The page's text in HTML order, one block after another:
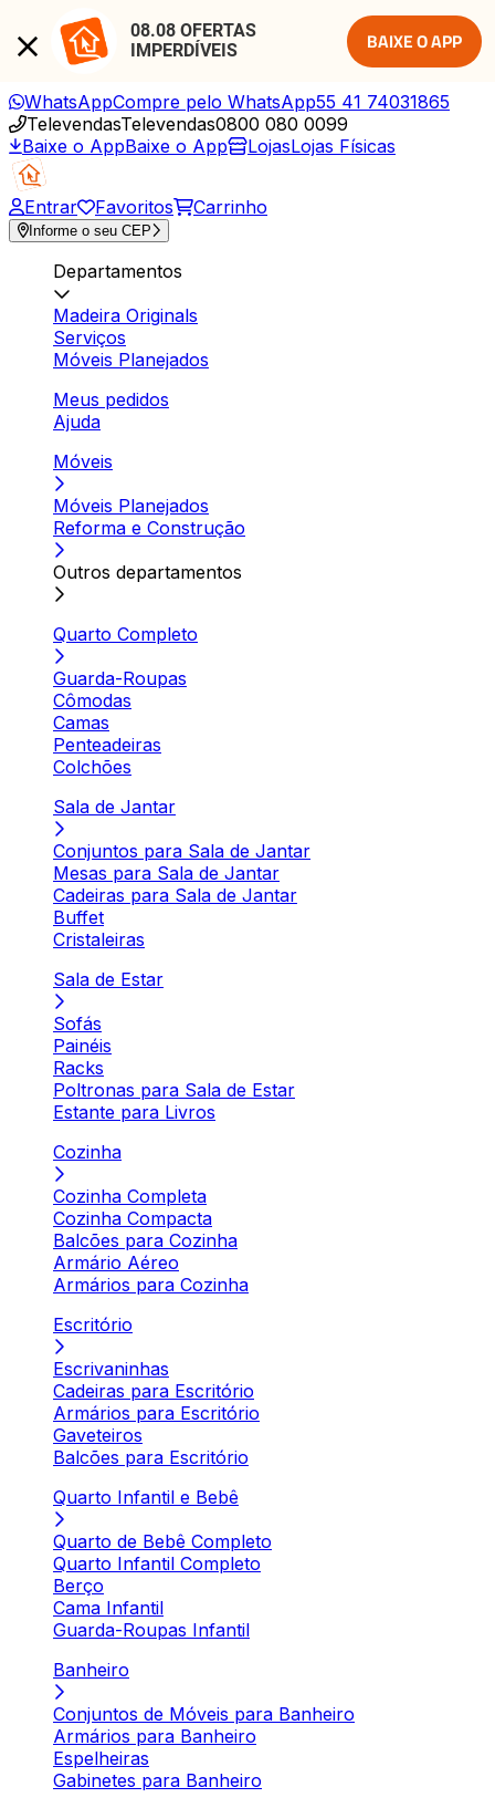
08.08 OFERTAS
IMPERDÍVEIS
BAIXE O APP
WhatsAppCompre pelo WhatsApp55 41 74031865
TelevendasTelevendas0800 080 0099
Baixe o AppBaixe o App LojasLojas Físicas
Entrar Favoritos Carrinho
Informe o seu CEP
Departamentos
Madeira Originals
Serviços
Móveis Planejados
Meus pedidos
Ajuda
Móveis
Móveis Planejados
Reforma e Construção
Outros departamentos
Quarto Completo
Guarda-Roupas
Cômodas
Camas
Penteadeiras
Colchões
Sala de Jantar
Conjuntos para Sala de Jantar
Mesas para Sala de Jantar
Cadeiras para Sala de Jantar
Buffet
Cristaleiras
Sala de Estar
Sofás
Painéis
Racks
Poltronas para Sala de Estar
Estante para Livros
Cozinha
Cozinha Completa
Cozinha Compacta
Balcões para Cozinha
Armário Aéreo
Armários para Cozinha
Escritório
Escrivaninhas
Cadeiras para Escritório
Armários para Escritório
Gaveteiros
Balcões para Escritório
Quarto Infantil e Bebê
Quarto de Bebê Completo
Quarto Infantil Completo
Berço
Cama Infantil
Guarda-Roupas Infantil
Banheiro
Conjuntos de Móveis para Banheiro
Armários para Banheiro
Espelheiras
Gabinetes para Banheiro